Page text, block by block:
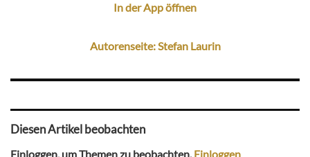
In der App öffnen
Autorenseite: Stefan Laurin
Diesen Artikel beobachten
Einloggen, um Themen zu beobachten. Einloggen